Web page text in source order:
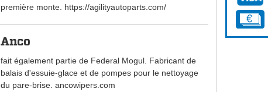
première monte. https://agilityautoparts.com/
Anco
fait également partie de Federal Mogul. Fabricant de
balais d'essuie-glace et de pompes pour le nettoyage
du pare-brise. ancowipers.com